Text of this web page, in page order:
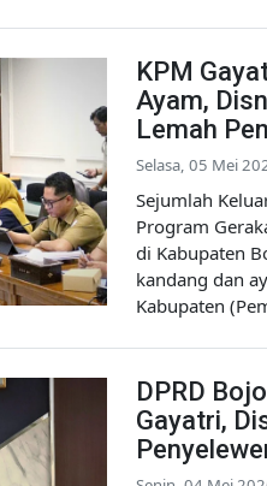
KPM
Ayam,
Lemah
Selasa, 05 Mei
Sejumlah
Program
di Kabupaten
kandang dan
Kabupaten
DPRD
Gayatri,